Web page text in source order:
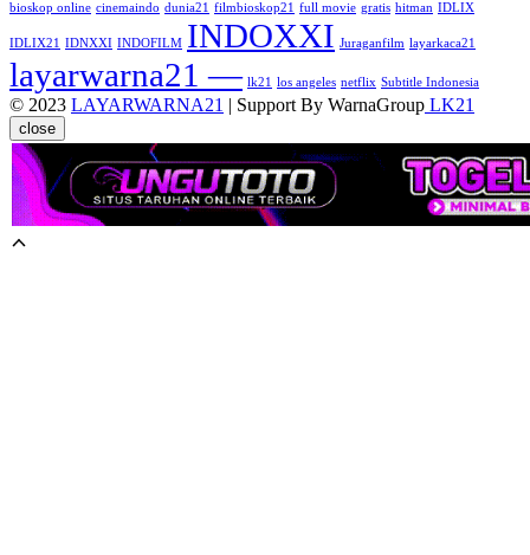
bioskop online cinemaindo dunia21 filmbioskop21 full movie gratis hitman IDLIX
IDLIX21 IDNXXI INDOFILM INDOXXI Juraganfilm layarkaca21
layarwarna21 — lk21 los angeles netflix Subtitle Indonesia
© 2023 LAYARWARNA21 | Support By WarnaGroup LK21
close